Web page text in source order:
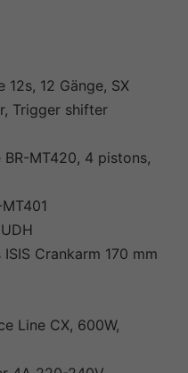
12s, 12 Gänge, SX
Trigger shifter
BR-MT420, 4 pistons,
Crankarm 170 mm
Line CX, 600W,